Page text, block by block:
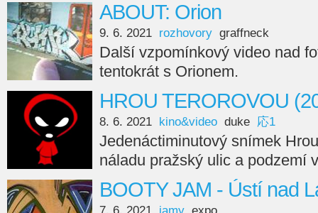
ABOUT: Orion
9. 6. 2021 rozhovory graffneck
Další vzpomínkový video nad
tentokrát s Orionem.
HROU TEROROVOU
8. 6. 2021 kino&video duke 応1
Jedenáctiminutový snímek
náladu pražský ulic a podzemí
BOOTY JAM - Ústí nad